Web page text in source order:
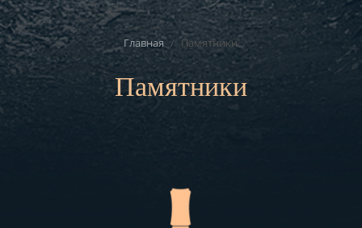
Главная / Памятники
Памятники